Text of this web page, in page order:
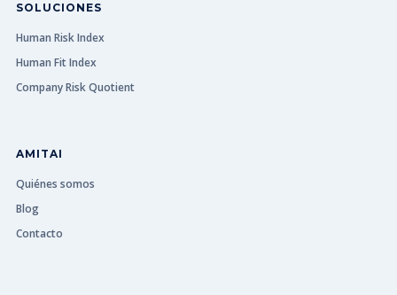
SOLUCIONES
Human Risk Index
Human Fit Index
Company Risk Quotient
AMITAI
Quiénes somos
Blog
Contacto